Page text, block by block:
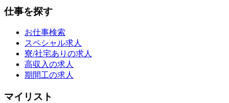
仕事を探す
お仕事検索
スペシャル求人
寮/社宅ありの求人
高収入の求人
期間工の求人
マイリスト